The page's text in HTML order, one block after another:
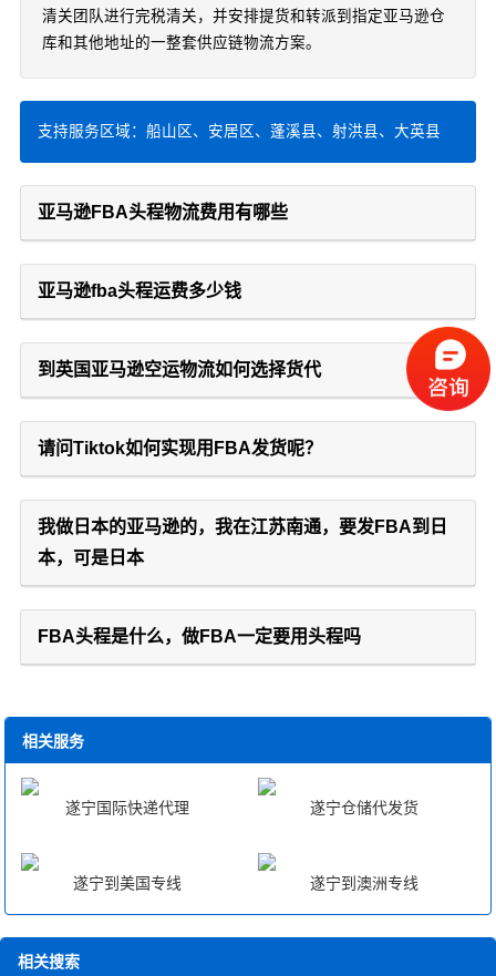
清关团队进行完税清关，并安排提货和转派到指定亚马逊仓
库和其他地址的一整套供应链物流方案。
支持服务区域：船山区、安居区、蓬溪县、射洪县、大英县
亚马逊FBA头程物流费用有哪些
亚马逊fba头程运费多少钱
到英国亚马逊空运物流如何选择货代
请问Tiktok如何实现用FBA发货呢？
我做日本的亚马逊的，我在江苏南通，要发FBA到日
本，可是日本
FBA头程是什么，做FBA一定要用头程吗
相关服务
遂宁国际快递代理 遂宁仓储代发货
遂宁到美国专线 遂宁到澳洲专线
相关搜索